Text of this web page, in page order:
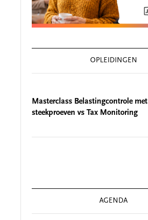
OPLEIDINGEN
Masterclass Belastingcontrole met
steekproeven vs Tax Monitoring
AGENDA